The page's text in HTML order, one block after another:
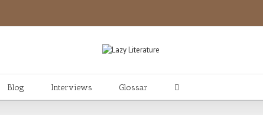
Blog Interviews Glossar